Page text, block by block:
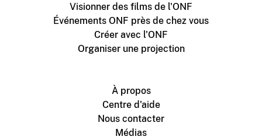
Visionner des films de l'ONF
Événements ONF près de chez vous
Créer avec l'ONF
Organiser une projection
À propos
Centre d'aide
Nous contacter
Médias